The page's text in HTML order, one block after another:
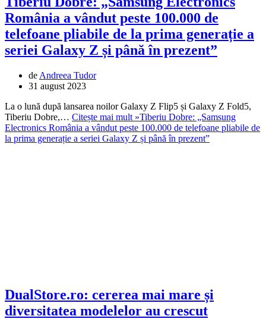
România a vândut peste 100.000 de
telefoane pliabile de la prima generație a
seriei Galaxy Z și până în prezent”
de Andreea Tudor
31 august 2023
La o lună după lansarea noilor Galaxy Z Flip5 și Galaxy Z Fold5,
Tiberiu Dobre,… Citește mai mult »Tiberiu Dobre: „Samsung
Electronics România a vândut peste 100.000 de telefoane pliabile de
la prima generație a seriei Galaxy Z și până în prezent”
DualStore.ro: cererea mai mare și
diversitatea modelelor au crescut